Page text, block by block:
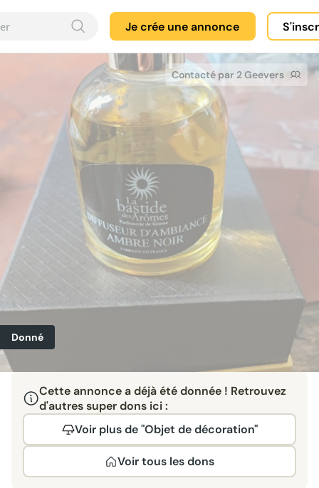
Je crée une annonce
Contacté par 2 Geevers
Donné
Cette annonce a déjà été donnée ! Retrouvez
d'autres super dons ici :
Voir plus de "Objet de décoration"
Voir tous les dons